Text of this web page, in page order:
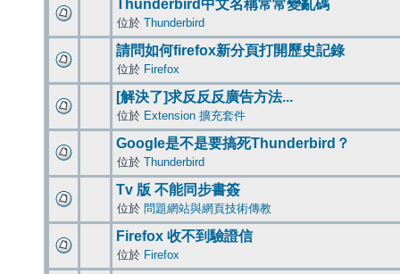
Thunderbird中文名稱常常變亂碼
位於 Thunderbird
請問如何firefox新分頁打開歷史記錄
位於 Firefox
[解決了]求反反反廣告方法...
位於 Extension 擴充套件
Google是不是要搞死Thunderbird？
位於 Thunderbird
Tv 版 不能同步書簽
位於 問題網站與網頁技術傳教
Firefox 收不到驗證信
位於 Firefox